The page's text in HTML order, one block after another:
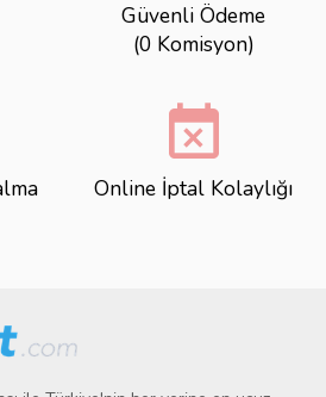
Güvenli Ödeme
(0 Komisyon)
event_busy
Online İptal Kolaylığı